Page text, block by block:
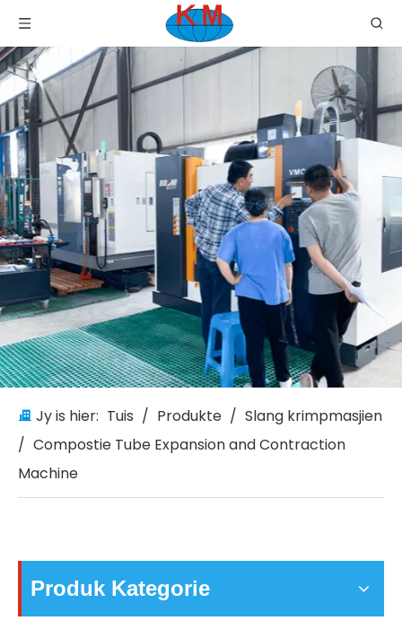
Jy is hier: Tuis / Produkte / Slang krimpmasjien
/ Compostie Tube Expansion and Contraction
Machine
Produk Kategorie